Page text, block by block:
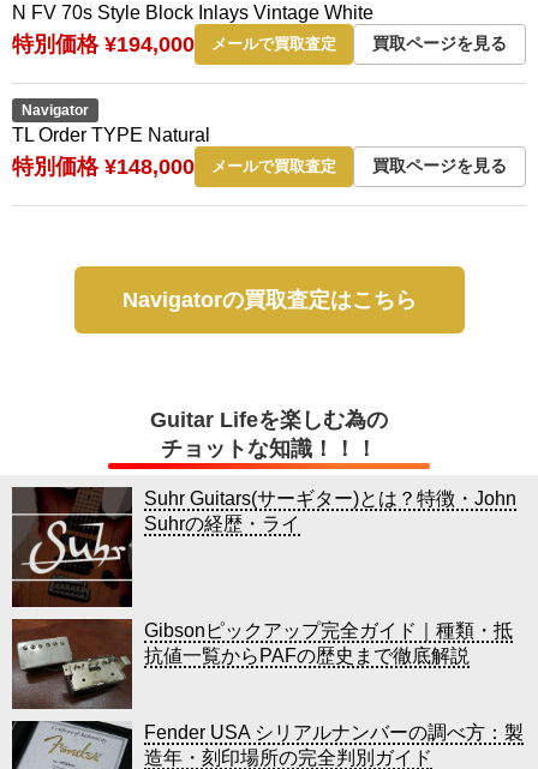
N FV 70s Style Block Inlays Vintage White
特別価格 ¥194,000 メールで買取査定 買取ページを見る
Navigator
TL Order TYPE Natural
特別価格 ¥148,000 メールで買取査定 買取ページを見る
Navigatorの買取査定はこちら
Guitar Lifeを楽しむ為の
チョットな知識！！！
Suhr Guitars(サーギター)とは？特徴・John
Suhrの経歴・ライ
Gibsonピックアップ完全ガイド｜種類・抵
抗値一覧からPAFの歴史まで徹底解説
Fender USA シリアルナンバーの調べ方：製
造年・刻印場所の完全判別ガイド